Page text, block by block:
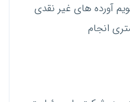
آورده های غیر نقدی
انجام